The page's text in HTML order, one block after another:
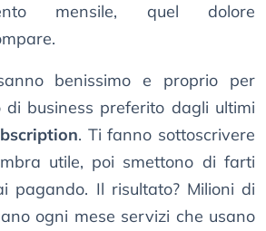
mensile, quel dolore
benissimo e proprio per
di business preferito dagli ultimi
. Ti fanno sottoscrivere
utile, poi smettono di farti
pagando. Il risultato? Milioni di
ogni mese servizi che usano